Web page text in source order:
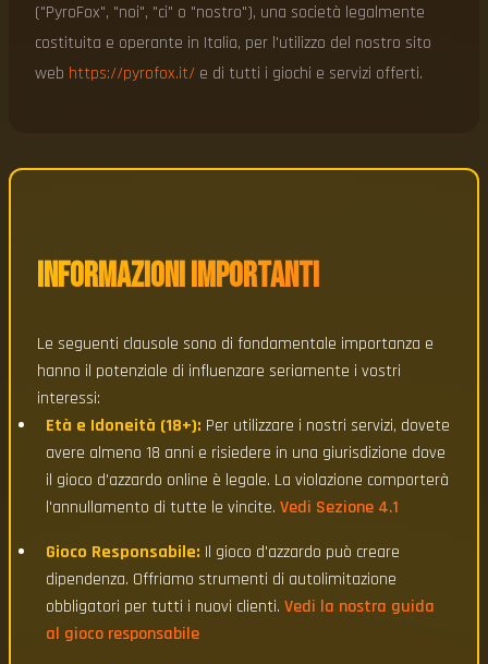
("PyroFox", "noi", "ci" o "nostro"), una società legalmente
costituita e operante in Italia, per l'utilizzo del nostro sito
web https://pyrofox.it/ e di tutti i giochi e servizi offerti.
Informazioni Importanti
Le seguenti clausole sono di fondamentale importanza e
hanno il potenziale di influenzare seriamente i vostri
interessi:
Età e Idoneità (18+): Per utilizzare i nostri servizi, dovete
avere almeno 18 anni e risiedere in una giurisdizione dove
il gioco d'azzardo online è legale. La violazione comporterà
l'annullamento di tutte le vincite. Vedi Sezione 4.1
Gioco Responsabile: Il gioco d'azzardo può creare
dipendenza. Offriamo strumenti di autolimitazione
obbligatori per tutti i nuovi clienti. Vedi la nostra guida
al gioco responsabile